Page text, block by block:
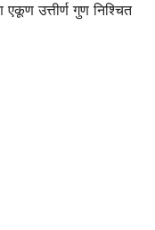
उत्तीर्ण गुण निश्चित